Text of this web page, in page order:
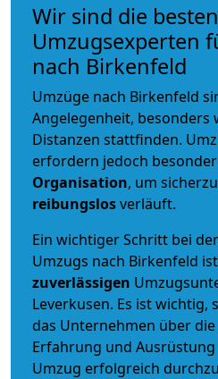
Wir sind die besten
Umzugsexperten
nach Birkenfeld
Umzüge nach Birkenfeld
Angelegenheit, besonders
Distanzen stattfinden.
erfordern jedoch
Organisation, um
reibungslosverläuft.
Ein wichtiger Schritt bei
Umzugs nach Birkenfeld
zuverlässigen
Leverkusen. Es ist wichtig,
das Unternehmen über
Erfahrung und
Umzug erfolgreich